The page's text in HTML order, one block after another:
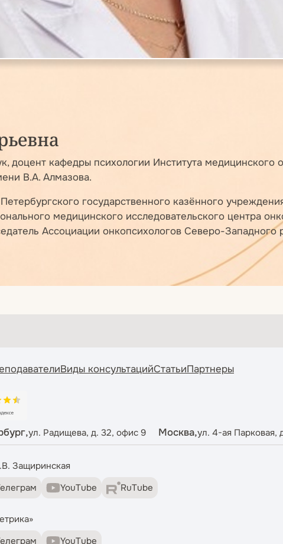
доцент кафедры психологии Института
В.А. Алмазова.
государственного казённого
медицинского исследовательского центра
Ассоциации онкопсихологов Северо-Западного
Виды консультацийСтатьиПартнеры
ул. Радищева, д. 32, офис 9 Москва,ул. 4-ая Парковая,
Защиринская
YouTube RuTube
YouTube